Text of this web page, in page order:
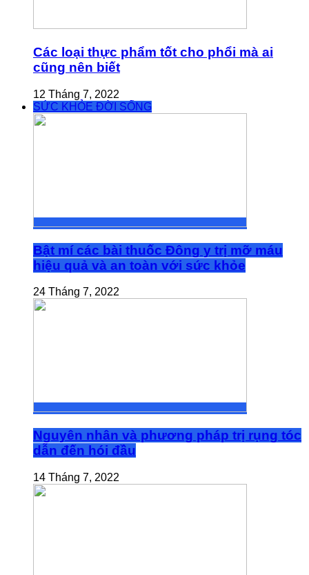
Các loại thực phẩm tốt cho phổi mà ai
cũng nên biết
12 Tháng 7, 2022
SỨC KHỎE ĐỜI SỐNG
Bật mí các bài thuốc Đông y trị mỡ máu
hiệu quả và an toàn với sức khỏe
24 Tháng 7, 2022
Nguyên nhân và phương pháp trị rụng tóc
dẫn đến hói đầu
14 Tháng 7, 2022